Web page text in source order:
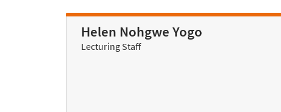
Helen Nohgwe Yogo
Lecturing Staff